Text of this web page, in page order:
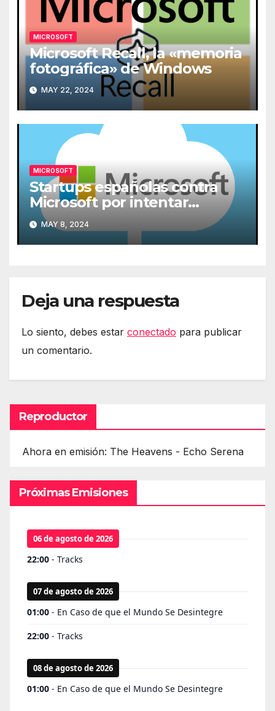
MICROSOFT
Microsoft Recall, la «memoria
fotográfica» de Windows
MAY 22, 2024
MICROSOFT
Startups españolas contra
Microsoft por intentar
expulsarlas de la nube
MAY 8, 2024
Deja una respuesta
Lo siento, debes estar conectado para publicar
un comentario.
Reproductor
Ahora en emisión: The Heavens - Echo Serena
Próximas Emisiones